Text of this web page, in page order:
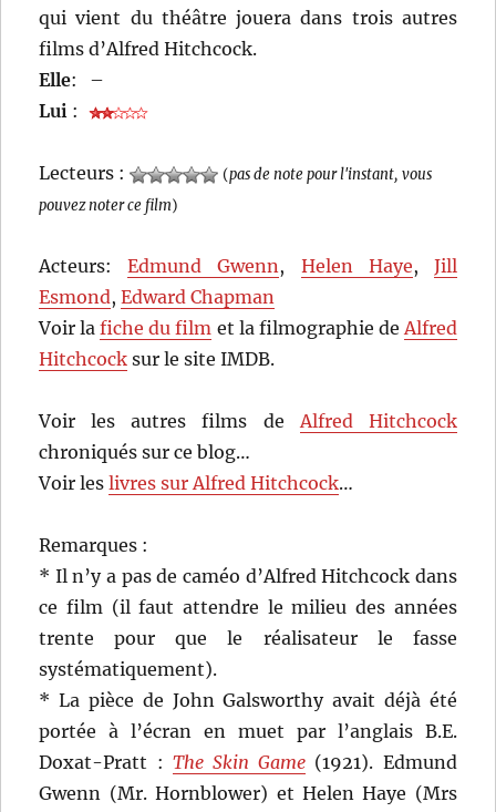
qui vient du théâtre jouera dans trois autres
films d’Alfred Hitchcock.
Elle:
–
Lui :
Lecteurs : (pas de note pour l'instant, vous
pouvez noter ce film)
Acteurs:Edmund Gwenn, Helen Haye, Jill
Esmond,Edward Chapman
Voir lafiche du film et la filmographie deAlfred
Hitchcock sur le site IMDB.
Voir les autres films deAlfred Hitchcock
chroniqués sur ce blog…
Voir leslivres sur Alfred Hitchcock…
Remarques :
* Il n’y a pas de caméo d’Alfred Hitchcock dans
ce film (il faut attendre le milieu des années
trente pour que le réalisateur le fasse
systématiquement).
* La pièce de John Galsworthy avait déjà été
portée à l’écran en muet par l’anglais B.E.
Doxat-Pratt : The Skin Game (1921). Edmund
Gwenn (Mr. Hornblower) et Helen Haye (Mrs